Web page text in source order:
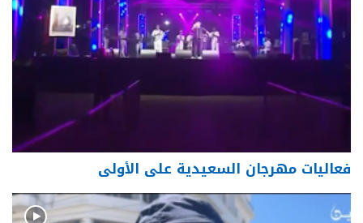
فعاليات مهرجان السعيدية على الأولى